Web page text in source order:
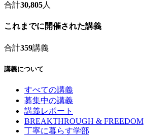
合計30,805人
これまでに開催された講義
合計359講義
講義について
すべての講義
募集中の講義
講義レポート
BREAKTHROUGH & FREEDOM
丁寧に暮らす学部